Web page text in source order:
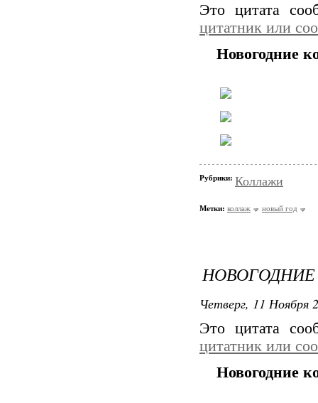
Это цитата
цитатник или
Новогодние
Рубрики: Коллажи
Метки: коллаж новый год
Четверг, 11 Ноября
Это цитата
цитатник или
Новогодние